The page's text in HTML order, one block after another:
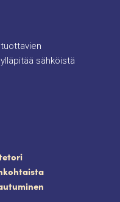
sähköistä